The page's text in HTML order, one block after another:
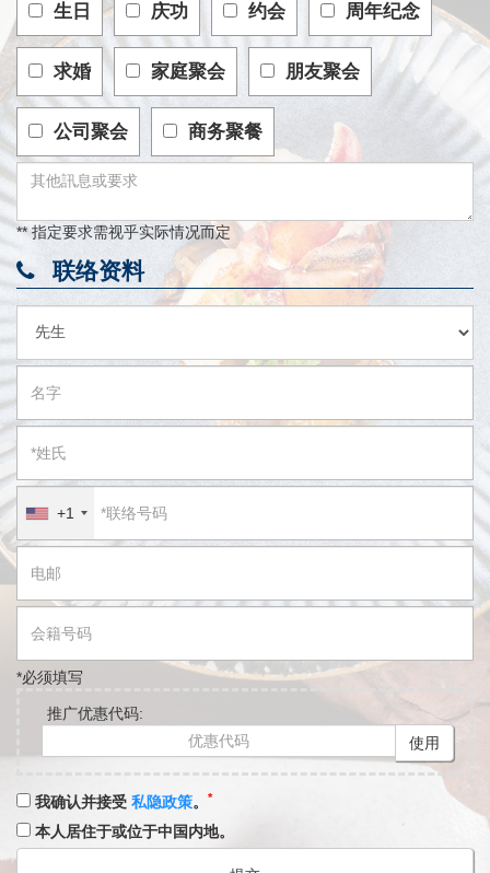
生日 庆功 约会 周年纪念
求婚 家庭聚会 朋友聚会
公司聚会 商务聚餐
** 指定要求需视乎实际情况而定
联络资料
+1
*必须填写
推广优惠代码:
使用
我确认并接受 私隐政策。 *
本人居住于或位于中国内地。